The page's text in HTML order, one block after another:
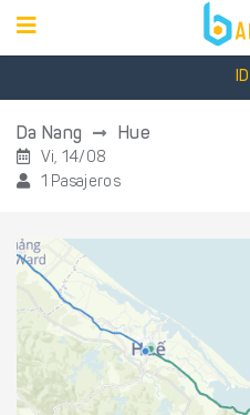
Da Nang Hue
Vi, 14/08
1 Pasajeros